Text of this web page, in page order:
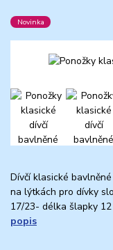
Novinka
Dívčí klasické
na lýtkách pro dívky
17/23- délka šlapky
popis